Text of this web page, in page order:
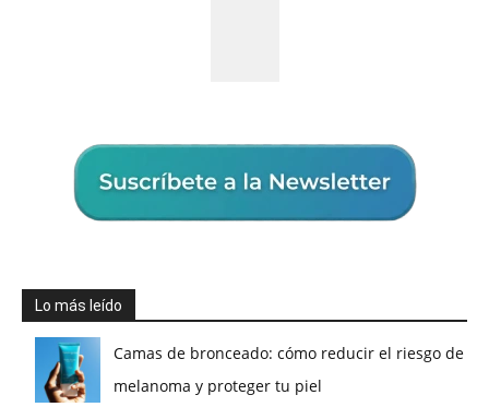
Lo más leído
Camas de bronceado: cómo reducir el riesgo de
melanoma y proteger tu piel